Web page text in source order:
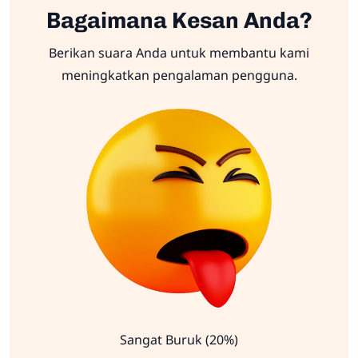
Bagaimana Kesan Anda?
Berikan suara Anda untuk membantu kami
meningkatkan pengalaman pengguna.
Sangat Buruk (20%)